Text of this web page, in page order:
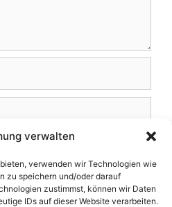
verwalten
verwenden wir Technologien wie
zu speichern und/oder darauf
zustimmst, können wir Daten
IDs auf dieser Website verarbeiten.
und Website in
meinen nächsten